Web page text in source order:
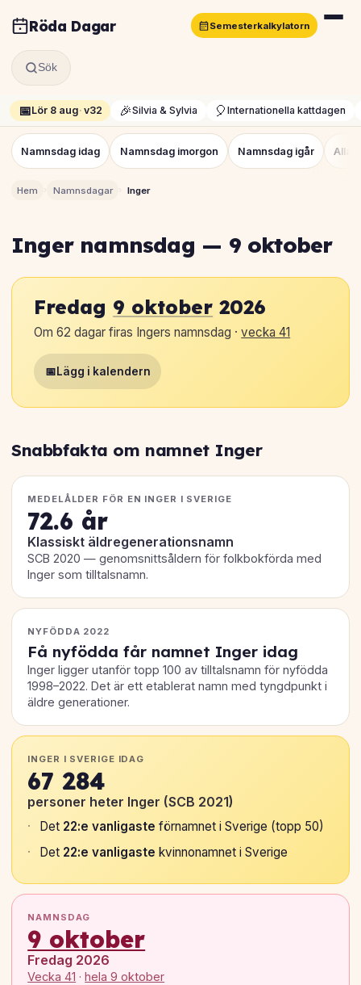
Röda Dagar Semesterkalkylatorn
Sök
📅Lör 8 aug· v32 🎉Silvia & Sylvia 🎈Internationella kattdagen
Namnsdag idag Namnsdag imorgon Namnsdag igår Alla
Hem Namnsdagar Inger
Inger namnsdag — 9 oktober
Fredag 9 oktober 2026
Om 62 dagar firas Ingers namnsdag ·vecka 41
📅Lägg i kalendern
Snabbfakta om namnet Inger
MEDELÅLDER FÖR EN INGER I SVERIGE
72.6 år
Klassiskt äldregenerationsnamn
SCB 2020 — genomsnittsåldern för folkbokförda med
Inger som tilltalsnamn.
NYFÖDDA 2022
Få nyfödda får namnet Inger idag
Inger ligger utanför topp 100 av tilltalsnamn för nyfödda
1998–2022. Det är ett etablerat namn med tyngdpunkt i
äldre generationer.
INGER I SVERIGE IDAG
67 284
personer heter Inger (SCB 2021)
Det 22:e vanligaste förnamnet i Sverige (topp 50)
Det 22:e vanligaste kvinnonamnet i Sverige
NAMNSDAG
9 oktober
Fredag 2026
Vecka 41 ·hela 9 oktober